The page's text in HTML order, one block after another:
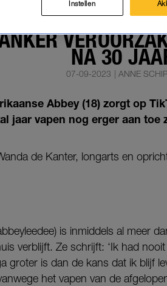
OVER
NA 30
07-09-2023 | ANNE
Abbey (18) zorgt op
jaar vapen nog erger aan toe
de Kanter, longarts en
is inmiddels al meer
verblijft. Ze schrijft: ‘Ik had
groter is dan de kans dat ik blijf
het vapen van de
Instellen